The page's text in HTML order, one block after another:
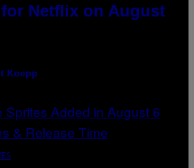
Netflix on August
Koepp